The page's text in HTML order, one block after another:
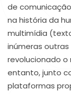
de
na história da
multimídia
inúmeras
revolucionado o
entanto, junto
plataformas